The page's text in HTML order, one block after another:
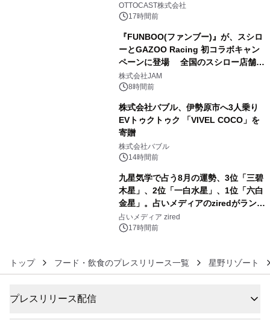
OTTOCAST株式会社
17時間前
『FUNBOO(ファンブー)』が、スシロ
ーとGAZOO Racing 初コラボキャン
ペーンに登場 全国のスシロー店舗で
GR 4車種の FUNBOO(ミニカー)付き
メニューが展開されます
株式会社JAM
8時間前
株式会社バブル、伊勢原市へ3人乗り
EVトゥクトゥク 「VIVEL COCO」を
寄贈
株式会社バブル
14時間前
九星気学で占う8月の運勢、3位「三碧
木星」、2位「一白水星」、1位「六白
金星」。占いメディアのziredがランキ
ングを発表
占いメディア zired
17時間前
トップ フード・飲食のプレスリリース一覧 星野リゾート
プレスリリース配信